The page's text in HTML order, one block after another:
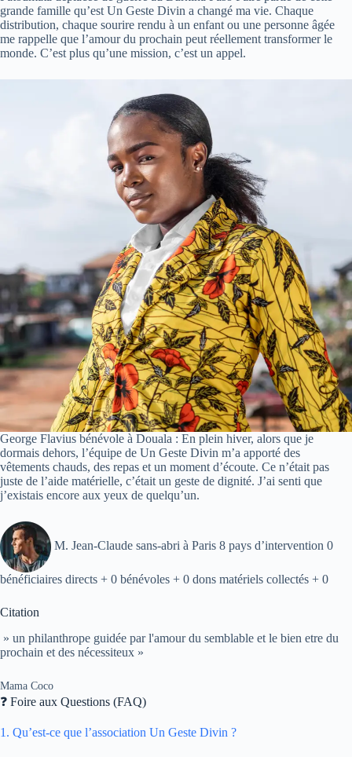
grande famille qu’est Un Geste Divin a changé ma vie. Chaque
distribution, chaque sourire rendu à un enfant ou une personne âgée
me rappelle que l’amour du prochain peut réellement transformer le
monde. C’est plus qu’une mission, c’est un appel.
George Flavius bénévole à Douala : En plein hiver, alors que je
dormais dehors, l’équipe de Un Geste Divin m’a apporté des
vêtements chauds, des repas et un moment d’écoute. Ce n’était pas
juste de l’aide matérielle, c’était un geste de dignité. J’ai senti que
j’existais encore aux yeux de quelqu’un.
M. Jean-Claude sans-abri à Paris 8 pays d’intervention 0
bénéficiaires directs + 0 bénévoles + 0 dons matériels collectés + 0
Citation
» un philanthrope guidée par l'amour du semblable et le bien etre du
prochain et des nécessiteux »
Mama Coco
❓ Foire aux Questions (FAQ)
1. Qu’est-ce que l’association Un Geste Divin ?